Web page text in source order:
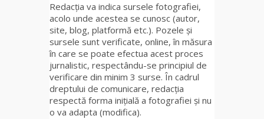
Redacția va indica sursele fotografiei,
acolo unde acestea se cunosc (autor,
site, blog, platformă etc.). Pozele și
sursele sunt verificate, online, în măsura
în care se poate efectua acest proces
jurnalistic, respectându-se principiul de
verificare din minim 3 surse. În cadrul
dreptului de comunicare, redacția
respectă forma inițială a fotografiei și nu
o va adapta (modifica).